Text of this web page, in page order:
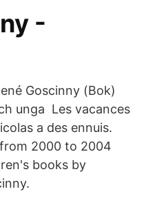
-
Goscinny (Bok)
unga Les vacances
a des ennuis.
2000 to 2004
books by